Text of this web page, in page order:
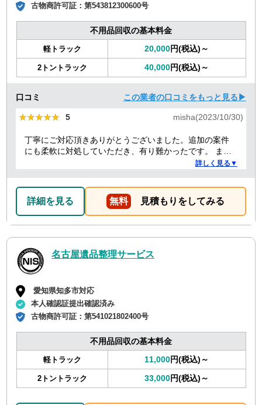
古物商許可証：第543812300600号
不用品回収の基本料金
軽トラック 20,000円(税込)～
2トントラック 40,000円(税込)～
口コミ この業者の口コミをもっと見る▶
★★★★★
★★★★★ 5 misha(2023/10/30)
丁寧にご対応頂きありがとうございました。追加の案件
にも柔軟に対処していただき、有り難かったです。 また
何かありましたらぜひよろしくお願いします。詳しく見る▼
詳細を見る 無料 見積もりをしてみる
名古屋遺品整理サービス
愛知県知多市対応
本人確認証提出確認済み
古物商許可証：第541021802400号
不用品回収の基本料金
軽トラック 11,000円(税込)～
2トントラック 33,000円(税込)～